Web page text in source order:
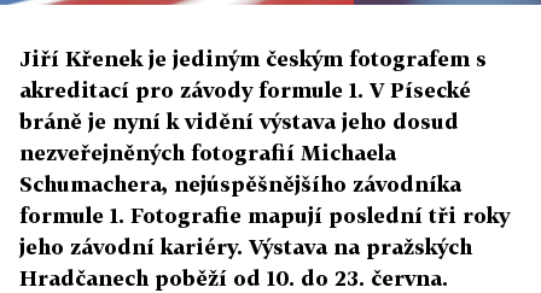
Jiří Křenek je jediným českým fotografem s
akreditací pro závody formule 1. V Písecké
bráně je nyní k vidění výstava jeho dosud
nezveřejněných fotografií Michaela
Schumachera, nejúspěšnějšího závodníka
formule 1. Fotografie mapují poslední tři roky
jeho závodní kariéry. Výstava na pražských
Hradčanech poběží od 10. do 23. června.